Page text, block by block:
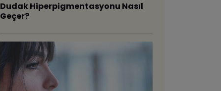
Dudak Hiperpigmentasyonu Nasıl
Geçer?